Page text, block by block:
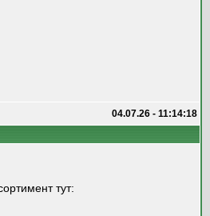
04.07.26 - 11:14:18
тут: